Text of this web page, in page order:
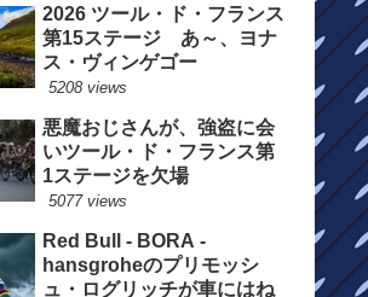
2026 ツール・ド・フランス
第15ステージ あ～、ヨナ
ス・ヴィンゲゴー
5208 views
悪魔おじさんが、強盗に会
いツール・ド・フランス第
1ステージを欠場
5077 views
Red Bull - BORA -
hansgroheのプリモッシ
ュ・ログリッチが車にはね